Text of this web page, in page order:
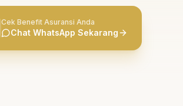
Cek Benefit Asuransi Anda
Chat WhatsApp Sekarang